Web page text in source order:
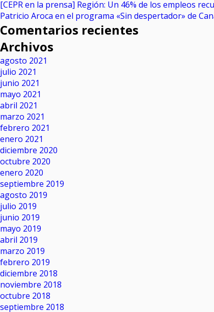
[CEPR en la prensa] Región: Un 46% de los empleos
Patricio Aroca en el programa «Sin despertador» de
Comentarios recientes
Archivos
agosto 2021
julio 2021
junio 2021
mayo 2021
abril 2021
marzo 2021
febrero 2021
enero 2021
diciembre 2020
octubre 2020
enero 2020
septiembre 2019
agosto 2019
julio 2019
junio 2019
mayo 2019
abril 2019
marzo 2019
febrero 2019
diciembre 2018
noviembre 2018
octubre 2018
septiembre 2018